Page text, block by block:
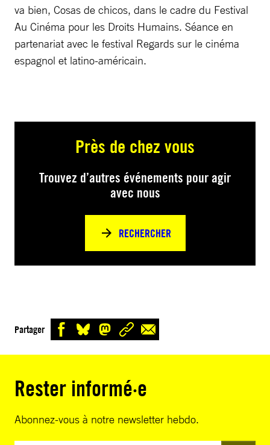
va bien, Cosas de chicos, dans le cadre du Festival
Au Cinéma pour les Droits Humains. Séance en
partenariat avec le festival Regards sur le cinéma
espagnol et latino-américain.
Près de chez vous
Trouvez d’autres événements pour agir
avec nous
RECHERCHER
Partager
Rester informé·e
Abonnez-vous à notre newsletter hebdo.